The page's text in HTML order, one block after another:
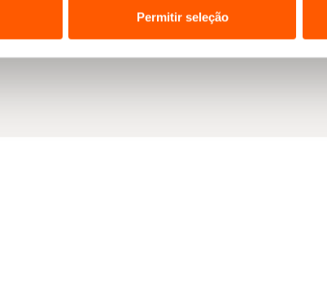
Permitir seleção